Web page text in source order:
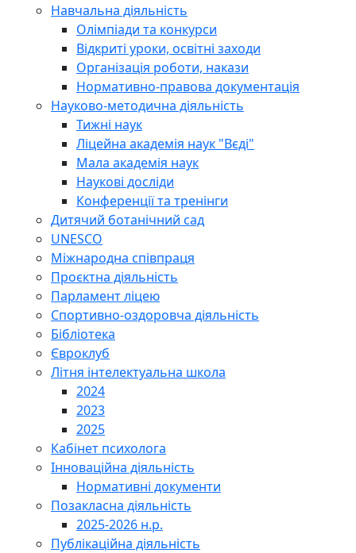
Навчальна діяльність
Олімпіади та конкурси
Відкриті уроки, освітні заходи
Організація роботи, накази
Нормативно-правова документація
Науково-методична діяльність
Тижні наук
Ліцейна академія наук "Вєді"
Мала академія наук
Наукові досліди
Конференції та тренінги
Дитячий ботанічний сад
UNESCO
Міжнародна співпраця
Проєктна діяльність
Парламент ліцею
Спортивно-оздоровча діяльність
Бібліотека
Євроклуб
Літня інтелектуальна школа
2024
2023
2025
Кабінет психолога
Інноваційна діяльність
Нормативні документи
Позакласна діяльність
2025-2026 н.р.
Публікаційна діяльність